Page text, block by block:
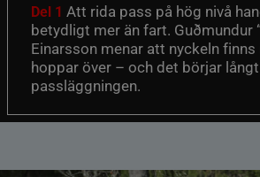
Del 1 Att rida pass på hög nivå
betydligt mer än fart. Guðmundur
Einarsson menar att nyckeln finns
hoppar över – och det börjar
passläggningen.